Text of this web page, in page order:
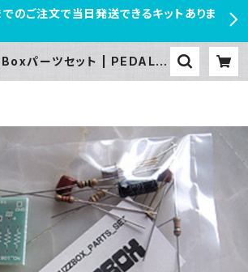
のご注文で当日発送できるキットありま
パーツセット | PEDAL F